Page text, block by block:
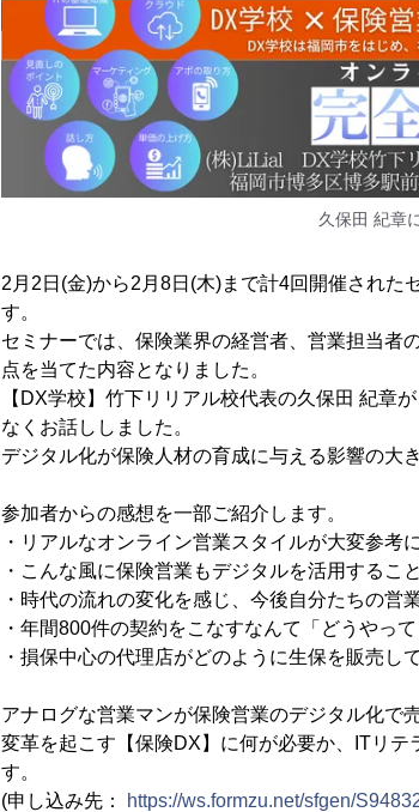
久保田 紀章
2月2日(金)から2月8日(木)まで計4回開催された
す。
セミナーでは、保険業界の経営者、営業担当者
点を当てた内容となりました。
【DX学校】竹下リリアル校代表の久保田 紀章
なくお話ししました。
デジタル化が保険人材の育成に与える影響の大
参加者からの感想を一部ご紹介します。
・リアルなオンライン営業スタイルが大変参考
・こんな風に保険営業もデジタルを活用するこ
・時代の流れの変化を感じ、今後自分たちの営
・年間800件の契約をこなすなんて「どうやっ
・損保中心の代理店がどのように生保を販売し
アナログな営業マンが保険営業のデジタル化で
変革を起こす【保険DX】に何が必要か、ITリ
す。
(申し込み先：
https://ws.formzu.net/sfgen/